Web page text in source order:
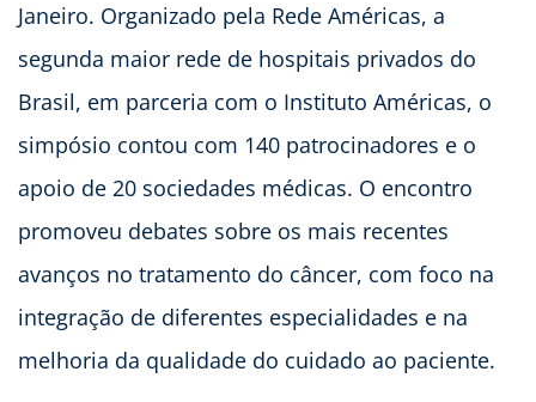
Janeiro. Organizado pela Rede Américas, a
segunda maior rede de hospitais privados do
Brasil, em parceria com o Instituto Américas, o
simpósio contou com 140 patrocinadores e o
apoio de 20 sociedades médicas. O encontro
promoveu debates sobre os mais recentes
avanços no tratamento do câncer, com foco na
integração de diferentes especialidades e na
melhoria da qualidade do cuidado ao paciente.